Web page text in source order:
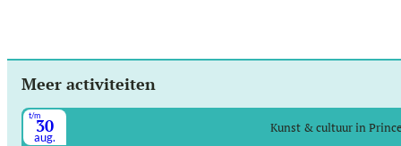
Meer activiteiten
t/m
30
aug.
Kunst & cultuur in